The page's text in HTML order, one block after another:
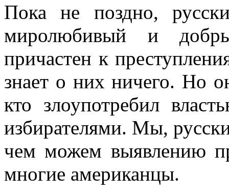
Пока не поздно,
миролюбивый и
причастен к
знает о них ничего. Но
кто злоупо­требил
избирателями. Мы,
чем можем выявлению
мно­гие американцы.